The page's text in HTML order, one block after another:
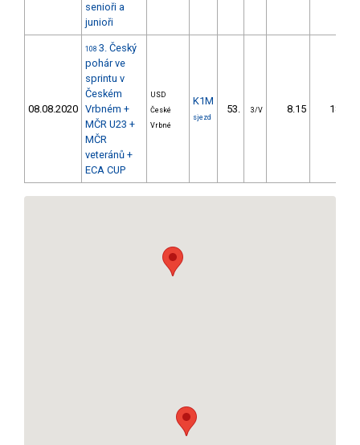
senioři a
junioři
08.08.2020
108 3. Český
pohár ve
sprintu v
Českém
Vrbném +
MČR U23 +
MČR
veteránů +
ECA CUP
USD
České
Vrbné
K1M
sjezd
53. 3/V 8.15 18,1